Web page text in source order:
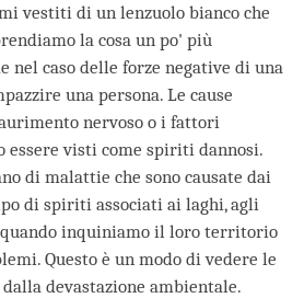
vestiti di un lenzuolo bianco che
la cosa un po' più
nel caso delle forze negative di una
una persona. Le cause
nervoso o i fattori
visti come spiriti dannosi.
di malattie che sono causate dai
di spiriti associati ai laghi, agli
inquiniamo il loro territorio
Questo è un modo di vedere le
devastazione ambientale.